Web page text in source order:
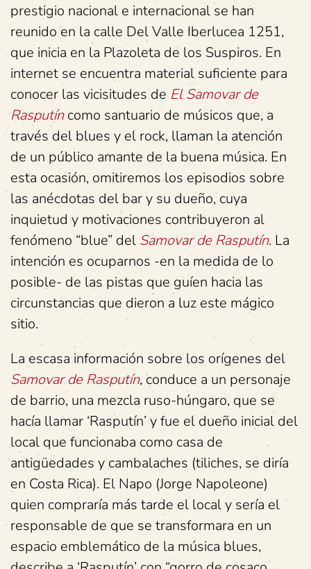
prestigio nacional e internacional se han
reunido en la calle Del Valle Iberlucea 1251,
que inicia en la Plazoleta de los Suspiros. En
internet se encuentra material suficiente para
conocer las vicisitudes de El Samovar de
Rasputíncomo santuario de músicos que, a
través del blues y el rock, llaman la atención
de un público amante de la buena música. En
esta ocasión, omitiremos los episodios sobre
las anécdotas del bar y su dueño, cuya
inquietud y motivaciones contribuyeron al
fenómeno “blue” del Samovar de Rasputín. La
intención es ocuparnos -en la medida de lo
posible- de las pistas que guíen hacia las
circunstancias que dieron a luz este mágico
sitio.
La escasa información sobre los orígenes del
Samovar de Rasputín, conduce a un personaje
de barrio, una mezcla ruso-húngaro, que se
hacía llamar ‘Rasputín’ y fue el dueño inicial del
local que funcionaba como casa de
antigüedades y cambalaches (tiliches, se diría
en Costa Rica). El Napo (Jorge Napoleone)
quien compraría más tarde el local y sería el
responsable de que se transformara en un
espacio emblemático de la música blues,